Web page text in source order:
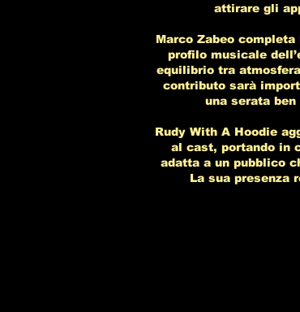
attirare gli
Marco Zabeo
profilo musicale
equilibrio tra
contributo sarà
una serata
Rudy With A Hoodie
al cast, portando in
adatta a un pubblico
La sua presenza